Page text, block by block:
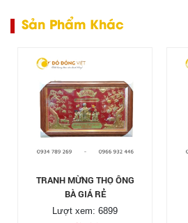
Sản Phẩm Khác
TRANH MỪNG THỌ ÔNG
BÀ GIÁ RẺ
Lượt xem: 6899